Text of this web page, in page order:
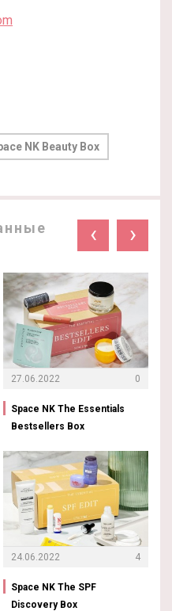
NK Beauty Box
‹ ›
27.06.2022 0
Space NK The Essentials
Bestsellers Box
24.06.2022 4
Space NK The SPF
Discovery Box